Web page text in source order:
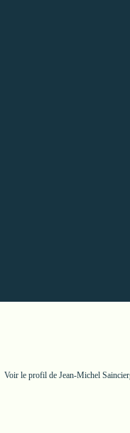
Voir le profil de Jean-Michel